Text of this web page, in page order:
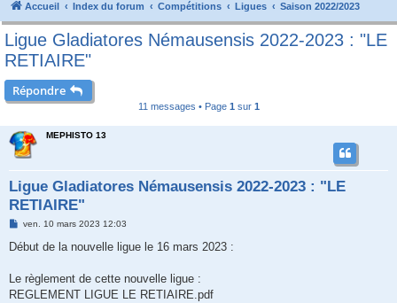
Accueil Index du forum Compétitions Ligues Saison 2022/2023
Ligue Gladiatores Némausensis 2022-2023 : "LE
RETIAIRE"
Répondre
11 messages • Page 1 sur 1
MEPHISTO 13
Ligue Gladiatores Némausensis 2022-2023 : "LE
RETIAIRE"
M
s
g
ven. 10 mars 2023 12:03
Début de la nouvelle ligue le 16 mars 2023 :
Le règlement de cette nouvelle ligue :
REGLEMENT LIGUE LE RETIAIRE.pdf